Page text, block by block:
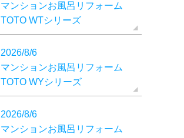
マンションお風呂リフォーム
TOTO WTシリーズ
2026/8/6
マンションお風呂リフォーム
TOTO WYシリーズ
2026/8/6
マンションお風呂リフォーム